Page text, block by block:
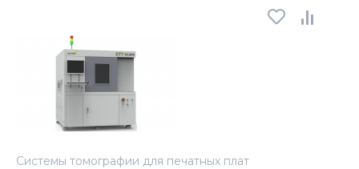
Системы томографии для печатных плат